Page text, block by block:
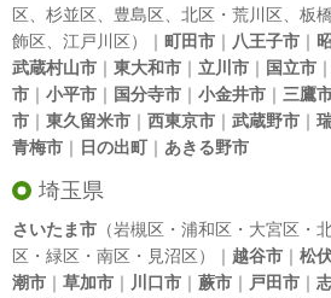
区
杉並区 豊島区 北区 ・ 荒川区 板
飾区
江戸川区）｜ 町田市 ｜ 八王子市 ｜
武蔵村山市 ｜ 東大和市 ｜ 立川市 ｜ 国立市 ｜
市 ｜ 小平市 ｜ 国分寺市 ｜ 小金井市 ｜ 三鷹
市 ｜ 東久留米市 ｜ 西東京市 ｜ 武蔵野市 ｜
青梅市 ｜ 日の出町｜ あきる野市
埼玉県
さいたま市 （岩槻区・浦和区・大宮区・
区・緑区・南区・見沼区）｜ 越谷市 ｜ 松
潮市 ｜ 草加市 ｜ 川口市 ｜ 蕨市 ｜ 戸田市 ｜